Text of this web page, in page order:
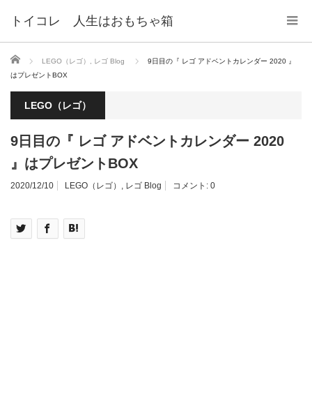
トイコレ 人生はおもちゃ箱
ホーム LEGO（レゴ） レゴ Blog
9日目の『 レゴ アドベントカレンダー 2020 』
はプレゼントBOX
LEGO（レゴ）
9日目の『 レゴ アドベントカレンダー 2020
』はプレゼントBOX
2020/12/10 LEGO（レゴ） , レゴ Blog コメント: 0